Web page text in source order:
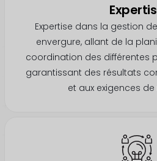
Expertise dans la gestion
envergure, allant de la
coordination des différentes
garantissant des résultats
et aux exigences